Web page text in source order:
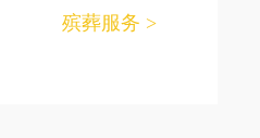
殡葬服务 >